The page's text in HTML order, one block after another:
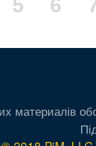
Page
5 6
материалів